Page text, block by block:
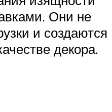
Они не
и создаются
декора.